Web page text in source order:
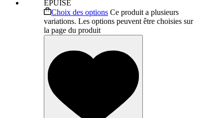
ÉPUISÉ
Choix des options Ce produit a plusieurs
variations. Les options peuvent être choisies sur
la page du produit